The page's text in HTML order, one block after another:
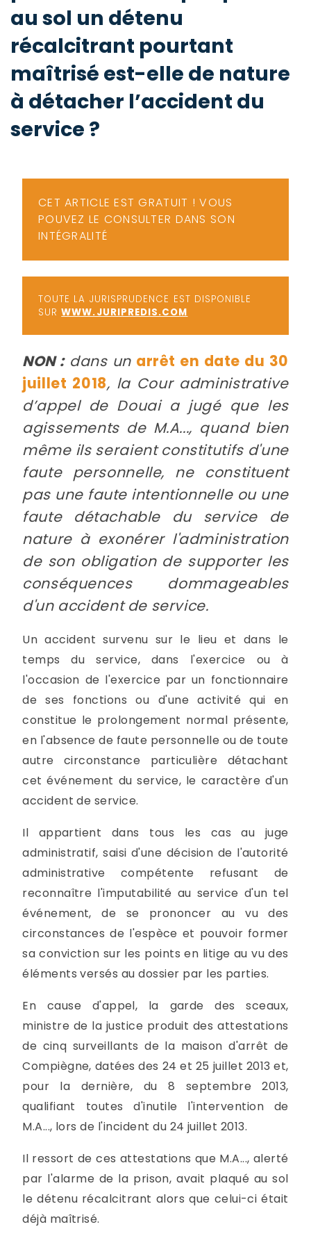
au sol un détenu
récalcitrant pourtant
maîtrisé est-elle de nature
à détacher l’accident du
service ?
CET ARTICLE EST GRATUIT ! VOUS
POUVEZ LE CONSULTER DANS SON
INTÉGRALITÉ
TOUTE LA JURISPRUDENCE EST DISPONIBLE
SURWWW.JURIPREDIS.COM
NON :dans un arrêt en date du 30
juillet 2018, la Cour administrative
d’appel de Douai a jugé que les
agissements de M.A..., quand bien
même ils seraient constitutifs d'une
faute personnelle, ne constituent
pas une faute intentionnelle ou une
faute détachable du service de
nature à exonérer l'administration
de son obligation de supporter les
conséquences dommageables
d'un accident de service.
Un accident survenu sur le lieu et dans le
temps du service, dans l'exercice ou à
l'occasion de l'exercice par un fonctionnaire
de ses fonctions ou d'une activité qui en
constitue le prolongement normal présente,
en l'absence de faute personnelle ou de toute
autre circonstance particulière détachant
cet événement du service, le caractère d'un
accident de service.
Il appartient dans tous les cas au juge
administratif, saisi d'une décision de l'autorité
administrative compétente refusant de
reconnaître l'imputabilité au service d'un tel
événement, de se prononcer au vu des
circonstances de l'espèce et pouvoir former
sa conviction sur les points en litige au vu des
éléments versés au dossier par les parties.
En cause d'appel, la garde des sceaux,
ministre de la justice produit des attestations
de cinq surveillants de la maison d'arrêt de
Compiègne, datées des 24 et 25 juillet 2013 et,
pour la dernière, du 8 septembre 2013,
qualifiant toutes d'inutile l'intervention de
M.A..., lors de l'incident du 24 juillet 2013.
Il ressort de ces attestations que M.A..., alerté
par l'alarme de la prison, avait plaqué au sol
le détenu récalcitrant alors que celui-ci était
déjà maîtrisé.